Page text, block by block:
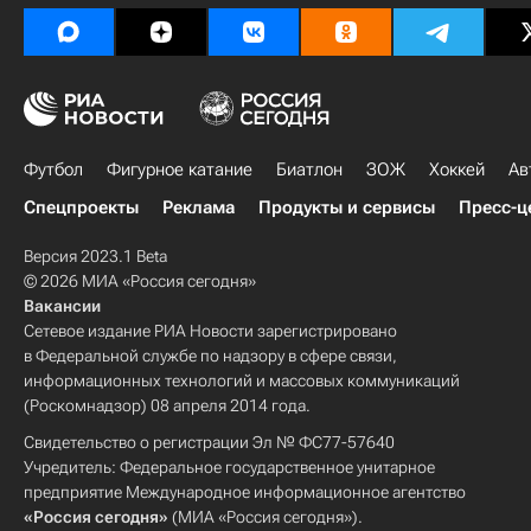
Футбол Фигурное катание Биатлон ЗОЖ Хоккей
Спецпроекты
Реклама Продукты и сервисы Пресс-
Версия 2023.1 Beta
© 2026 МИА «Россия сегодня»
Вакансии
Сетевое издание РИА Новости зарегистрировано
в Федеральной службе по надзору в сфере связи,
информационных технологий и массовых коммуникаций
(Роскомнадзор) 08 апреля 2014 года.
Свидетельство о регистрации Эл № ФС77-57640
Учредитель: Федеральное государственное унитарное
предприятие Международное информационное агентство
«Россия сегодня» (МИА «Россия сегодня»).